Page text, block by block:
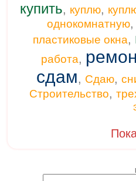
купить, куплю,
однокомнатную
пластиковые окна,
работа,
сдам, Сдаю,
Строительство,